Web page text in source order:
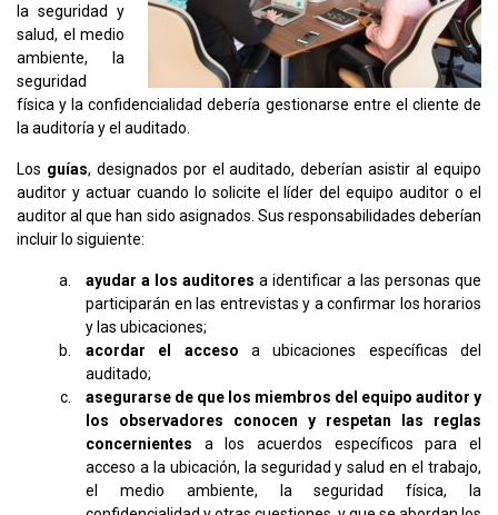
la seguridad y
salud, el medio
ambiente, la
seguridad
física y la confidencialidad debería gestionarse entre el cliente de
la auditoría y el auditado.
Los guías, designados por el auditado, deberían asistir al equipo
auditor y actuar cuando lo solicite el líder del equipo auditor o el
auditor al que han sido asignados. Sus responsabilidades deberían
incluir lo siguiente:
ayudar a los auditores a identificar a las personas que
participarán en las entrevistas y a confirmar los horarios
y las ubicaciones;
acordar el acceso a ubicaciones específicas del
auditado;
asegurarse de que los miembros del equipo auditor y
los observadores conocen y respetan las reglas
concernientes a los acuerdos específicos para el
acceso a la ubicación, la seguridad y salud en el trabajo,
el medio ambiente, la seguridad física, la